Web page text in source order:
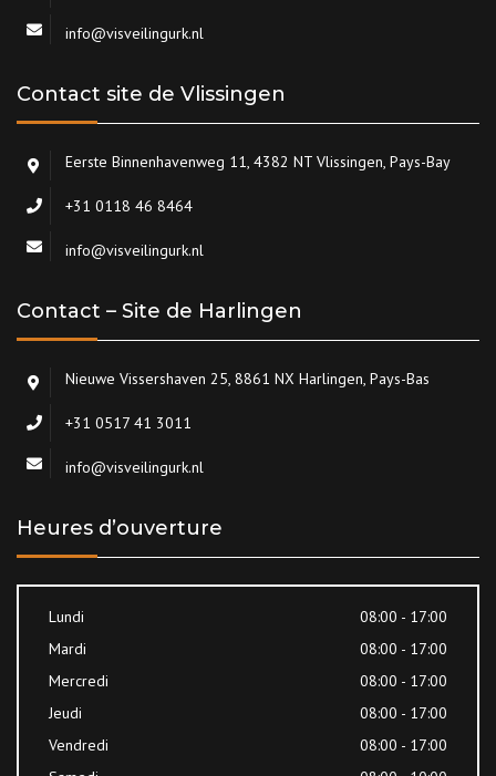
info@visveilingurk.nl
Contact site de Vlissingen
Eerste Binnenhavenweg 11, 4382 NT Vlissingen, Pays-Bay
+31 0118 46 8464
info@visveilingurk.nl
Contact – Site de Harlingen
Nieuwe Vissershaven 25, 8861 NX Harlingen, Pays-Bas
+31 0517 41 3011
info@visveilingurk.nl
Heures d’ouverture
Lundi
08:00 - 17:00
Mardi
08:00 - 17:00
Mercredi
08:00 - 17:00
Jeudi
08:00 - 17:00
Vendredi
08:00 - 17:00